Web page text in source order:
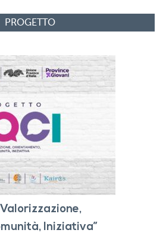
Iniziativa”